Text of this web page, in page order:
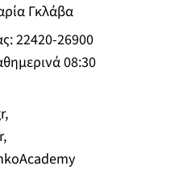
Γκλάβα
22420-26900
08:30
,